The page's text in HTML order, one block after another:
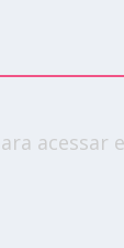
acessar